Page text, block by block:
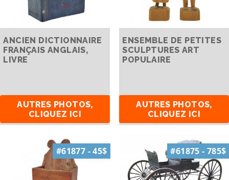
ANCIEN DICTIONNAIRE
FRANÇAIS ANGLAIS,
LIVRE
AUTRES PHOTOS,
CLIQUEZ ICI
ENSEMBLE DE PETITES
SCULPTURES ART
POPULAIRE
AUTRES PHOTOS,
CLIQUEZ ICI
#61877 - 45$ #61875 - 785$